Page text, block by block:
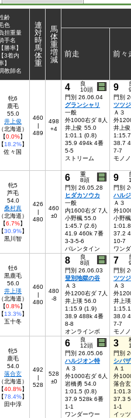
齢
色
担重量
手名
【勝率】
【3着内
】
教師名
連
対
時
馬
体
重
馬
体
重
増
減
前走 前々
牝6
鹿毛
55.0
井上俊
（北海道）
【0.0%】
【18.2%】
佐々国
460
|
489
498
+4
4
良
10頭
門別 26.06.04
グランシャリ
一般
外1000右ダ 8人
井上俊 55.0
1:01.1 (0.8)
35.9 494k 4番
5-5
ストリーム
9
門別
ツツ
Ａ３
外
井上
38.7
7-7
モノ
牝5
芦毛
54.0
桑村真
（北海道）
【6.7%】
【30.9%】
黒川智
426
|
480
460
±0
6
重
8頭
門別 26.05.28
ヒダカソウカ
一般
内1600右ダ 7人
小野楓 55.0
1:45.7 (2.6)
41.9 460k 7番
3-3-5-6
バレンタイン
9
門別
ハル
Ａ３
外
小野
37.2
10-7
ワン
牡6
黒鹿毛
56.0
井上瑛
（北海道）
【0.8%】
【13.3%】
五十冬
460
|
480
480
-8
8
良
8頭
門別 26.06.03
登別地獄の谷
Ａ３
外1200右ダ 7人
井上瑛 56.0
1:15.9 (1.9)
38.9 488k 4番
8-8
オンラインボ
7
門別
ツツ
Ａ３
外
井上
38.0
7-7
モノ
牝5
鹿毛
54.0
落合玄
（北海道）
【40.8%】
【78.4%】
田中淳
492
|
528
528
±0
6
良
12頭
門別 26.05.06
ハルジオン特
Ａ３
外1000右ダ 6人
岩橋勇 54.0
1:01.5 (0.8)
37.9 528k 6番
1-1
ワンダーウー
3
門別
シバ
Ａ１
外
落合
37.3
1-1
イッ